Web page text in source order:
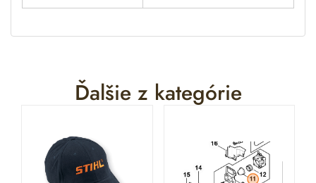
Ďalšie z kategórie